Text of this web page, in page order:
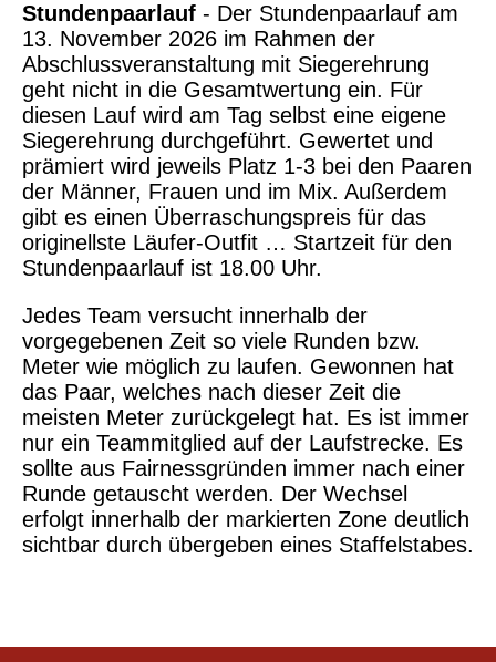
Stundenpaarlauf - Der Stundenpaarlauf am
13. November 2026 im Rahmen der
Abschlussveranstaltung mit Siegerehrung
geht nicht in die Gesamtwertung ein. Für
diesen Lauf wird am Tag selbst eine eigene
Siegerehrung durchgeführt. Gewertet und
prämiert wird jeweils Platz 1-3 bei den Paaren
der Männer, Frauen und im Mix. Außerdem
gibt es einen Überraschungspreis für das
originellste Läufer-Outfit … Startzeit für den
Stundenpaarlauf ist 18.00 Uhr.
Jedes Team versucht innerhalb der
vorgegebenen Zeit so viele Runden bzw.
Meter wie möglich zu laufen. Gewonnen hat
das Paar, welches nach dieser Zeit die
meisten Meter zurückgelegt hat. Es ist immer
nur ein Teammitglied auf der Laufstrecke. Es
sollte aus Fairnessgründen immer nach einer
Runde getauscht werden. Der Wechsel
erfolgt innerhalb der markierten Zone deutlich
sichtbar durch übergeben eines Staffelstabes.